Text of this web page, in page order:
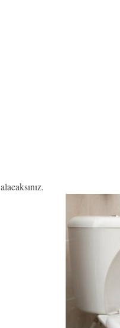
alacaksınız.